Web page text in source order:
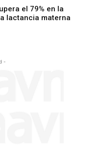
el 79% en la
lactancia materna
-